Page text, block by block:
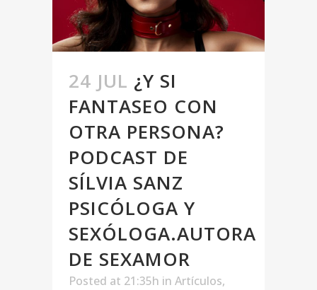
24 JUL ¿Y SI
FANTASEO CON
OTRA PERSONA?
PODCAST DE
SÍLVIA SANZ
PSICÓLOGA Y
SEXÓLOGA.AUTORA
DE SEXAMOR
Posted at 21:35h in Artículos,